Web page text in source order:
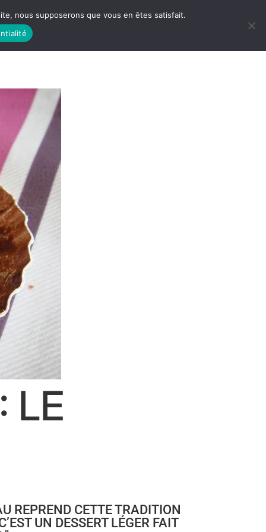
LIFE
LE
REPREND CETTE TRADITION
UN DESSERT LÉGER FAIT
nous supposerons que vous en êtes satisfait.